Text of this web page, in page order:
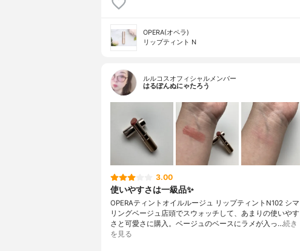
OPERA(オペラ)
リップティント N
ルルコスオフィシャルメンバー
はるぽんぬにゃたろう
3.00
使いやすさは一級品✨
OPERAティントオイルルージュ リップティントN102 シマ
リングベージュ店頭でスウォッチして、あまりの使いやす
さと可愛さに購入。ベージュのベースにラメが入っ…続き
を見る